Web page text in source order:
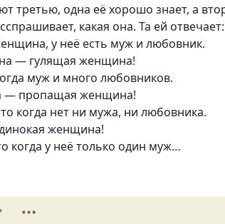
третью, одна её хорошо знает, а
какая она. Та ей отвечает:
у неё есть муж и любовник.
— гулящая женщина!
муж и много любовников.
— пропащая женщина!
когда нет ни мужа, ни любовника.
женщина!
когда у неё только один муж…